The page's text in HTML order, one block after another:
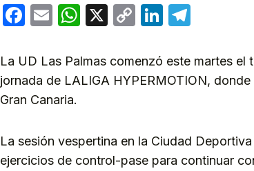
Facebook
EmailWhatsApp
X
CopyLinkedIn
La UD Las Palmas comenzó este martes
jornada de LALIGA HYPERMOTION,
Gran Canaria.
La sesión vespertina en la Ciudad
ejercicios de control-pase para continuar